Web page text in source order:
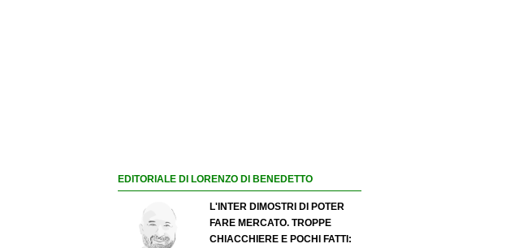
EDITORIALE DI LORENZO DI BENEDETTO
L'INTER DIMOSTRI DI POTER
FARE MERCATO. TROPPE
CHIACCHIERE E POCHI FATTI: